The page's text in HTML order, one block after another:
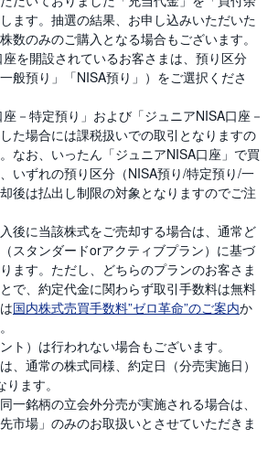
ます。抽選の結果、お申し込みいただいた
数のみのご購入となる場合もございます。
を開設されているお客さまは、預り区分
般預り」「NISA預り」）をご選択くださ
座－特定預り」および「ジュニアNISA口座－
た場合には課税扱いでの取引となりますの
なお、いったん「ジュニアNISA口座」で買
いずれの預り区分（NISA預り/特定預り/一
後は払出し制限の対象となりますのでご注
後に当該株式をご売却する場合は、通常ど
スタンダードorアクティブプラン）に基づ
ます。ただし、どちらのプランのお客さま
で、約定代金に関わらず取引手数料は無料
国内株式売買手数料”ゼロ革命”のご案内か
ト）は行われない場合もございます。
、通常の株式同様、約定日（分売実施日）
ます。
一銘柄の立会外分売が実施される場合は、
市場」のみのお取扱いとさせていただきま